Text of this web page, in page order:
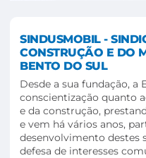
SINDUSMOBIL -
CONSTRUÇÃO E DO
BENTO DO SUL
Desde a sua fundação,
conscientização quanto
e da construção,
e vem há vários anos,
desenvolvimento destes
defesa de interesses